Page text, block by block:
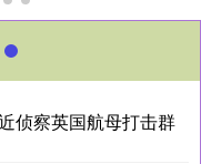
侦察英国航母打击群